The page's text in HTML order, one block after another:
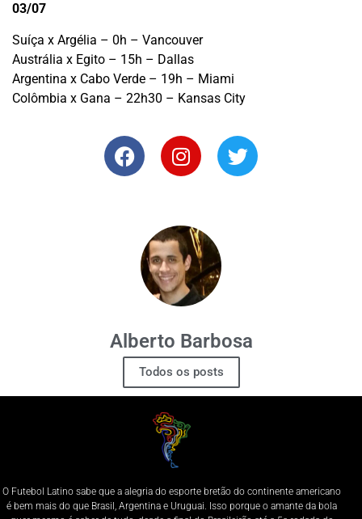
03/07
Suíça x Argélia – 0h – Vancouver
Austrália x Egito – 15h – Dallas
Argentina x Cabo Verde – 19h – Miami
Colômbia x Gana – 22h30 – Kansas City
Alberto Barbosa
Todos os posts
O Futebol Latino sabe que a alegria do esporte bretão do continente americano
é bem mais do que Brasil, Argentina e Uruguai. Isso porque o amante da bola